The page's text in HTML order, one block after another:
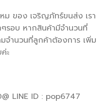
ม ของ เจริญภัทร์ขนส่ง เรา
รอบ หากสินค้ามีจำนวนที่
จำนวนที่ลูกค้าต้องการ เพิ่ม
ะ
LINE ID : pop6747